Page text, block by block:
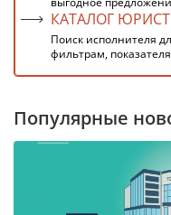
КАТАЛОГ
Поиск исполнителя
фильтрам,
Популярные